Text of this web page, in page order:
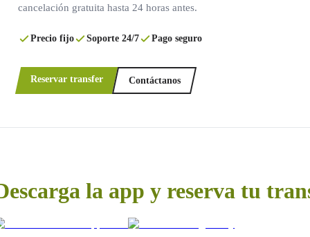
cancelación gratuita hasta 24 horas antes.
Precio fijo Soporte 24/7 Pago seguro
Reservar transfer Contáctanos
la app y reserva tu